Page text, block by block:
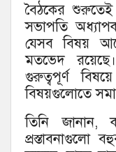
বৈঠকের
সভাপতি
যেসব বিষয়
মতভেদ
গুরুত্বপূর্ণ
বিষয়গুলোতে
তিনি জানান,
প্রস্তাবনাগুলো